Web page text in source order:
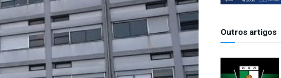
Outros artigos